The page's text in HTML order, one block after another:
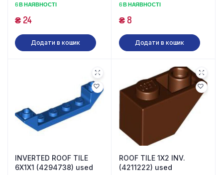
6 В НАЯВНОСТІ
₴24
Додати в кошик
6 В НАЯВНОСТІ
₴8
Додати в кошик
INVERTED ROOF TILE
6X1X1 (4294738) used
ROOF TILE 1X2 INV.
(4211222) used